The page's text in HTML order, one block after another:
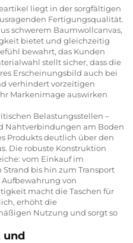
liegt in der sorgfältigen
Fertigungsqualität.
schwerem Baumwollcanvas,
bietet und gleichzeitig
bewahrt, das Kunden
stellt sicher, dass die
Erscheinungsbild auch bei
verhindert vorzeitigen
Markenimage auswirken
Belastungsstellen –
Nahtverbindungen am Boden
Produkts deutlich über den
Die robuste Konstruktion
vom Einkauf im
bis hin zum Transport
von
macht die Taschen für
erhöht die
Nutzung und sorgt so
und